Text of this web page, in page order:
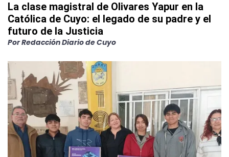
La clase magistral de Olivares Yapur en la
Católica de Cuyo: el legado de su padre y el
futuro de la Justicia
PorRedacción Diario de Cuyo